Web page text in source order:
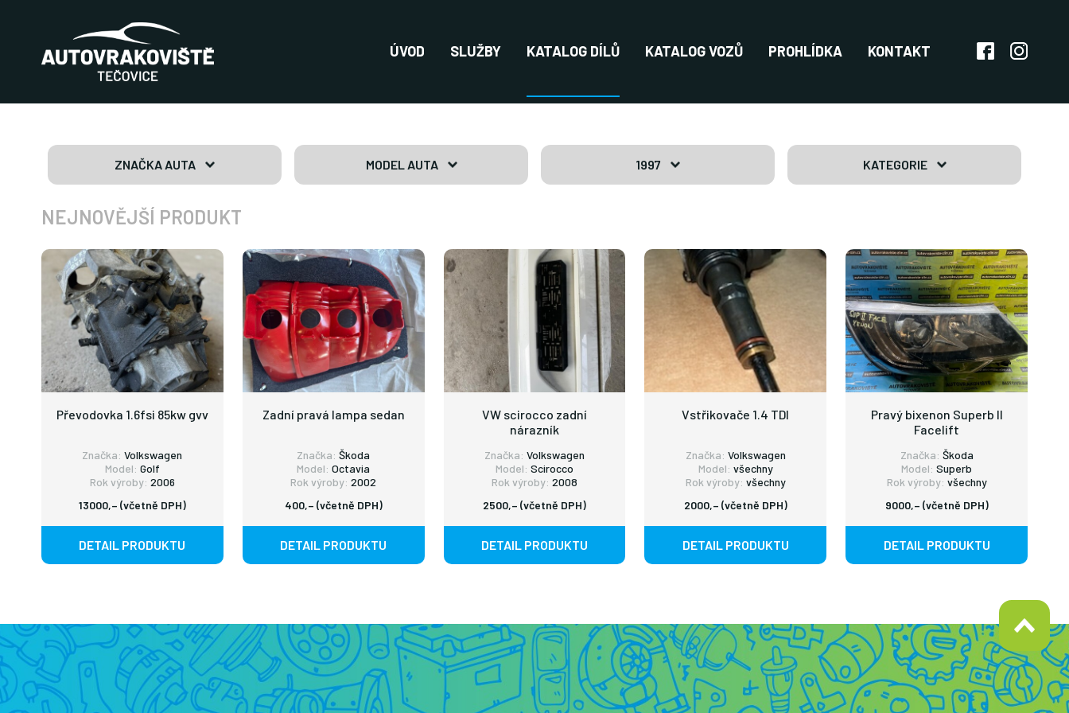
ÚVOD SLUŽBY KATALOG DÍLŮ KATALOG VOZŮ PROHLÍDKA KONTAKT
ZNAČKA AUTA MODEL AUTA 1997 KATEGORIE
NEJNOVĚJŠÍ PRODUKT
Převodovka 1.6fsi 85kw gvv
Značka: Volkswagen
Model: Golf
Rok výroby: 2006
13000,– (včetně DPH)
DETAIL PRODUKTU
Zadní pravá lampa sedan
Značka: Škoda
Model: Octavia
Rok výroby: 2002
400,– (včetně DPH)
DETAIL PRODUKTU
VW scirocco zadní
nárazník
Značka: Volkswagen
Model: Scirocco
Rok výroby: 2008
2500,– (včetně DPH)
DETAIL PRODUKTU
Vstřikovače 1.4 TDI
Značka: Volkswagen
Model: všechny
Rok výroby: všechny
2000,– (včetně DPH)
DETAIL PRODUKTU
Pravý bixenon Superb II
Facelift
Značka: Škoda
Model: Superb
Rok výroby: všechny
9000,– (včetně DPH)
DETAIL PRODUKTU